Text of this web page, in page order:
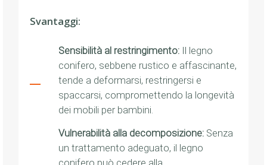
Svantaggi:
Sensibilità al restringimento:Il legno
conifero, sebbene rustico e affascinante,
tende a deformarsi, restringersi e
spaccarsi, compromettendo la longevità
dei mobili per bambini.
Vulnerabilità alla decomposizione:Senza
un trattamento adeguato, il legno